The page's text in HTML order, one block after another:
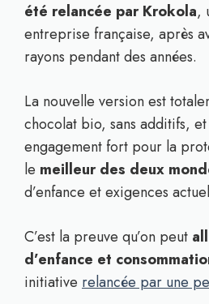
été relancée par Krokola,
entreprise française, après
rayons pendant des années.
La nouvelle version est
chocolat bio, sans additifs,
engagement fort pour la
le meilleur des deux
d’enfance et exigences
C’est la preuve qu’on peut
d’enfance et
initiative relancée par une